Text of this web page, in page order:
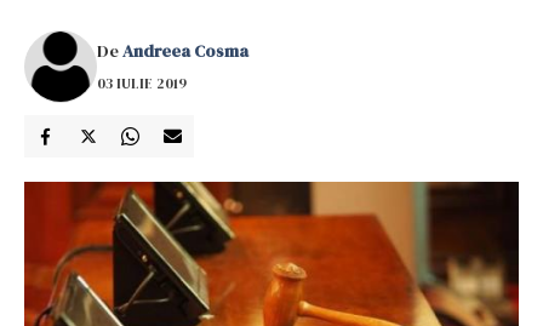
DeAndreea Cosma
03 IULIE 2019